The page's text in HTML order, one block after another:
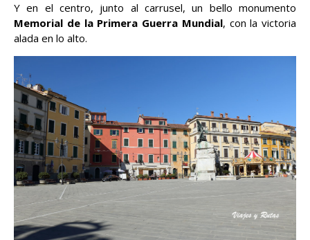
Y en el centro, junto al carrusel, un bello monumento
Memorial de la Primera Guerra Mundial, con la victoria
alada en lo alto.